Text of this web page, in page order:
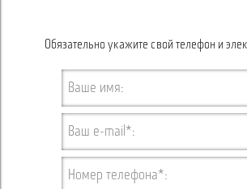
Обязательно укажите свой телефон и